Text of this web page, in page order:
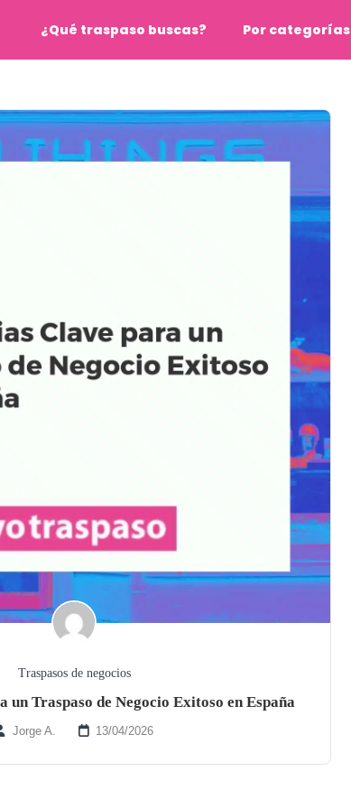
¿Qué traspaso buscas? Por categorías
Traspasos de negocios
un Traspaso de Negocio Exitoso en España
Jorge A. 13/04/2026